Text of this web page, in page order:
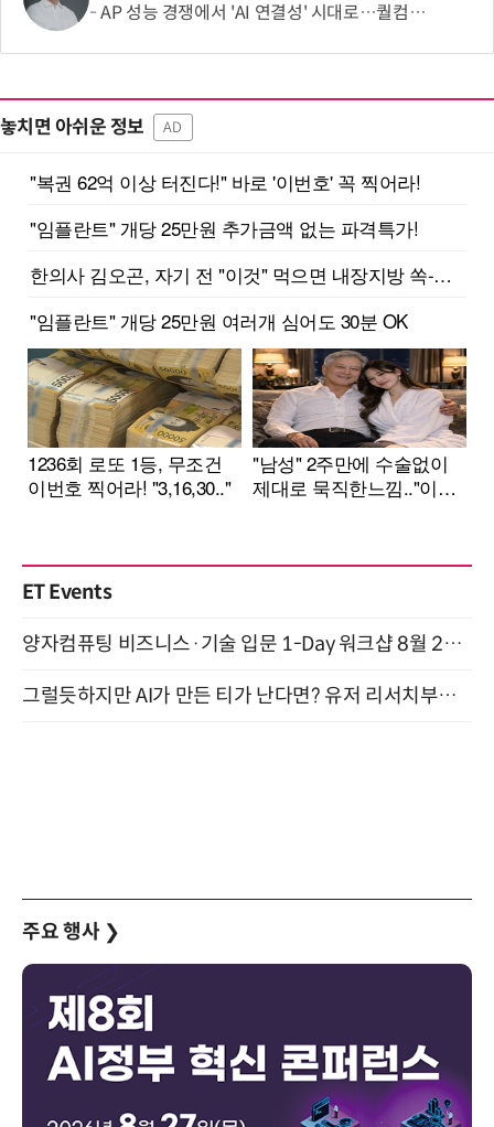
AP 성능 경쟁에서 'AI 연결성' 시대로…퀄컴 영역 확장 본격화
놓치면 아쉬운 정보 AD
ET Events
양자컴퓨팅 비즈니스·기술 입문 1-Day 워크샵 8월 28일 개최
그럴듯하지만 AI가 만든 티가 난다면? 유저 리서치부터 배포까지! (9/15)
주요 행사 ❯